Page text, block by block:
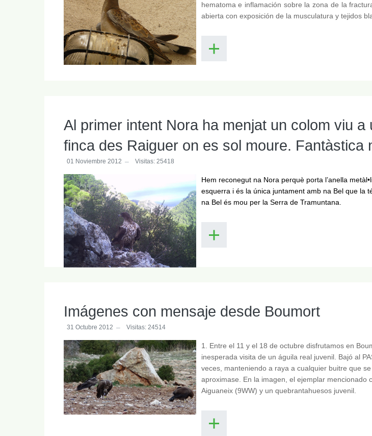
hematoma e inflamación sobre la zona de la
abierta con exposición de la musculatura y tejidos
Al primer intent Nora ha menjat un colom viu a
finca des Raiguer on es sol moure. Fantàstica
01 Noviembre 2012 Visitas: 25418
Hem reconegut na Nora perquè porta l’anella
esquerra i és la única juntament amb na Bel que la
na Bel és mou per la Serra de Tramuntana.
Imágenes con mensaje desde Boumort
31 Octubre 2012 Visitas: 24514
1. Entre el 11 y el 18 de octubre disfrutamos en
inesperada visita de un águila real juvenil. Bajó al
veces, manteniendo a raya a cualquier buitre que se
aproximase. En la imagen, el ejemplar mencionado
Aiguaneix (9WW) y un quebrantahuesos juvenil.